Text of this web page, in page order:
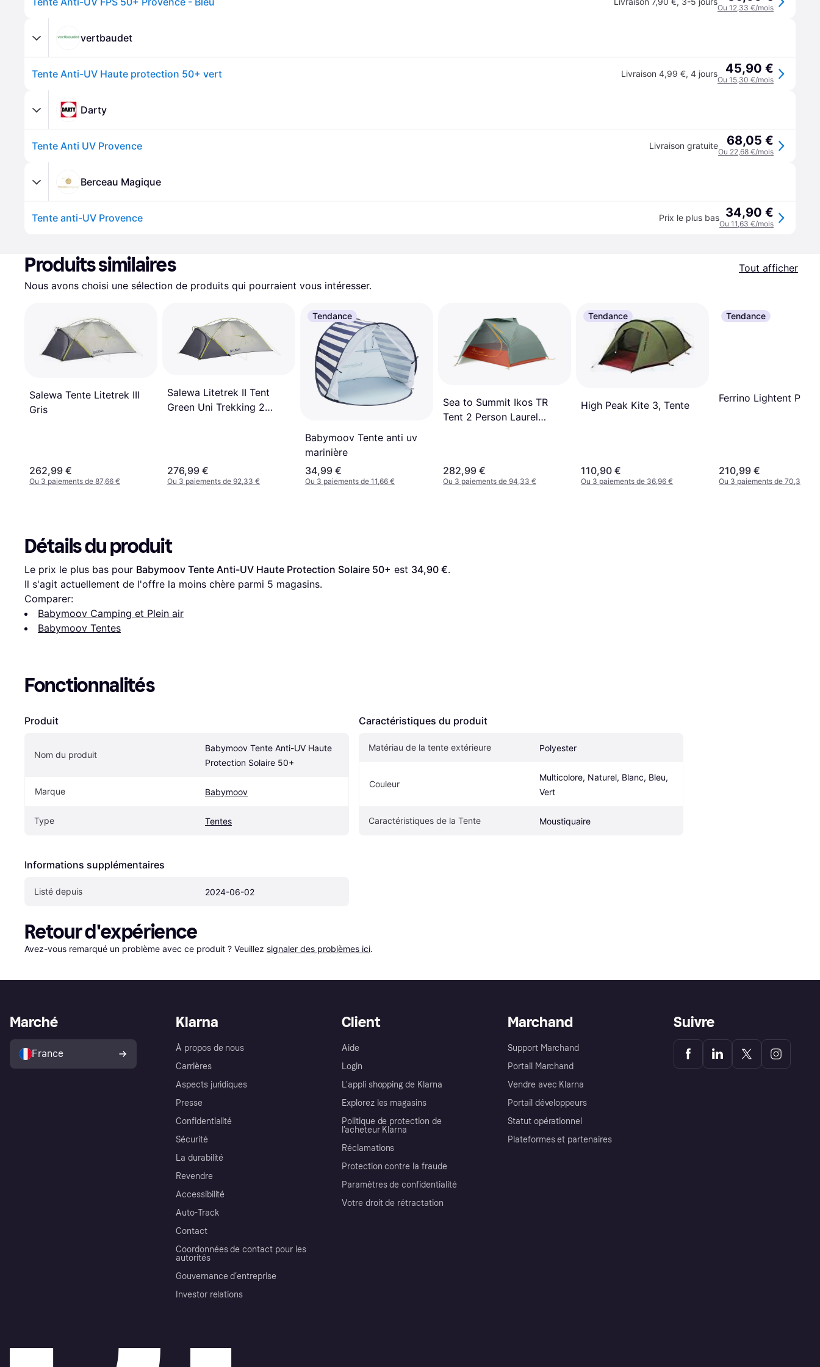
Ou 12,33 €/mois
vertbaudet
Tente Anti-UV Haute protection 50+ vert Livraison 4,99 €, 4 jours 45,90 €
Ou 15,30 €/mois
Darty
Tente Anti UV Provence Livraison gratuite 68,05 €
Ou 22,68 €/mois
Berceau Magique
Tente anti-UV Provence Prix le plus bas 34,90 €
Ou 11,63 €/mois
Produits similaires
Tout afficher
Nous avons choisi une sélection de produits qui pourraient vous intéresser.
Salewa Tente Litetrek III
Gris
262,99 €
Ou 3 paiements de 87,66 €
Salewa Litetrek II Tent
Green Uni Trekking 2
276,99 €
Ou 3 paiements de 92,33 €
Tendance
Babymoov Tente anti uv
marinière
34,99 €
Ou 3 paiements de 11,66 €
Sea to Summit Ikos TR
Tent 2 Person Laurel
282,99 €
Ou 3 paiements de 94,33 €
Tendance
High Peak Kite 3, Tente
110,90 €
Ou 3 paiements de 36,96 €
Tendance
Ferrino Lightent Pro 2
210,99 €
Ou 3 paiements de 70,33 €
Détails du produit
Le prix le plus bas pour Babymoov Tente Anti-UV Haute Protection Solaire 50+ est 34,90 €.
Il s'agit actuellement de l'offre la moins chère parmi 5 magasins.
Comparer:
Babymoov Camping et Plein air
Babymoov Tentes
Fonctionnalités
Produit
Nom du produit
Babymoov Tente Anti-UV Haute
Protection Solaire 50+
Marque Babymoov
Type Tentes
Informations supplémentaires
Listé depuis 2024-06-02
Caractéristiques du produit
Matériau de la tente extérieure Polyester
Couleur
Multicolore, Naturel, Blanc, Bleu,
Vert
Caractéristiques de la Tente Moustiquaire
Retour d'expérience
Avez-vous remarqué un problème avec ce produit ? Veuillez signaler des problèmes ici.
Klarna
À propos de nous
Carrières
Aspects juridiques
Presse
Confidentialité
Sécurité
La durabilité
Revendre
Accessibilité
Auto-Track
Contact
Coordonnées de contact pour les
autorités
Gouvernance d’entreprise
Investor relations
Client
Aide
Login
L'appli shopping de Klarna
Explorez les magasins
Politique de protection de
l’acheteur Klarna
Réclamations
Protection contre la fraude
Paramètres de confidentialité
Votre droit de rétractation
Marchand
Support Marchand
Portail Marchand
Vendre avec Klarna
Portail développeurs
Statut opérationnel
Plateformes et partenaires
Marché
France
Suivre